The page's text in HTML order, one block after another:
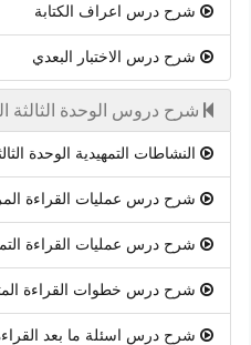
شرح درس اعراف الكتابة
شرح درس الاختبار البعدي
شرح دروس الوحدة الثالثة
النشاطات التمهيدية الوحدة
شرح درس عمليات القراءة
شرح درس عمليات القراءة
شرح درس خطوات القراءة
شرح درس اسئلة ما بعد